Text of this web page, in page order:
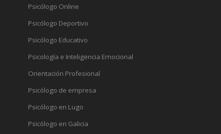
Psicólogo Online
Psicólogo Deportivo
Psicólogo Educativo
Psicología e Inteligencia Emocional
Orientación Profesional
Psicólogo de empresa
Psicólogo en Lugo
Psicólogo en Galicia